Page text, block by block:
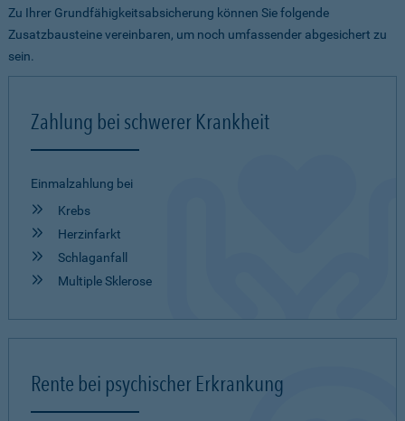
Zu Ihrer Grundfähigkeitsabsicherung können Sie folgende
Zusatzbausteine vereinbaren, um noch umfassender abgesichert zu
sein.
Zahlung bei schwerer Krankheit
Einmalzahlung bei
Krebs
Herzinfarkt
Schlaganfall
Multiple Sklerose
Rente bei psychischer Erkrankung